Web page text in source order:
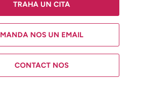
TRAHA UN CITA
MANDA NOS UN EMAIL
CONTACT NOS